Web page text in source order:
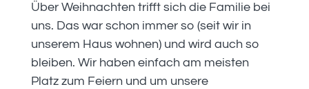
Über Weihnachten trifft sich die Familie bei
uns. Das war schon immer so (seit wir in
unserem Haus wohnen) und wird auch so
bleiben. Wir haben einfach am meisten
Platz zum Feiern und um unsere